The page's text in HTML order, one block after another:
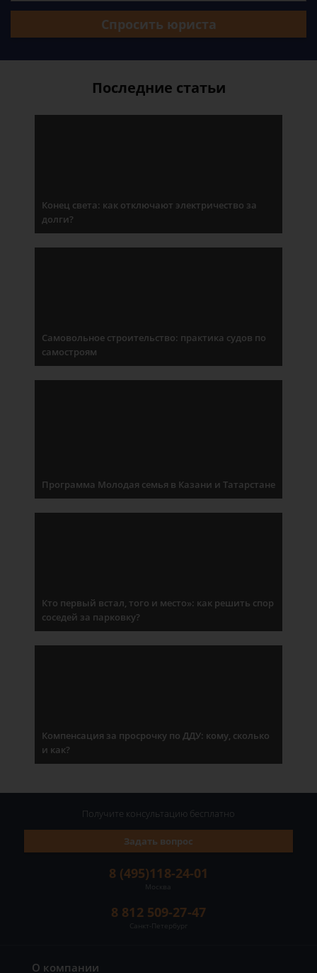
Спросить юриста
Последние статьи
Конец света: как отключают электричество за
долги?
Самовольное строительство: практика судов по
самостроям
Программа Молодая семья в Казани и Татарстане
Кто первый встал, того и место»: как решить спор
соседей за парковку?
Компенсация за просрочку по ДДУ: кому, сколько
и как?
О компании
8 (495)118-24-01
Москва
8 812 509-27-47
Санкт-Петербург
Задать вопрос
Получите консультацию бесплатно